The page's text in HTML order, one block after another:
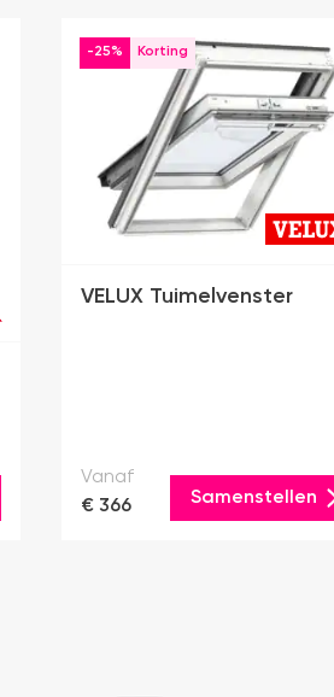
-25%
VELUX Tuimelvenster
Vanaf
€ 366
Samenstellen